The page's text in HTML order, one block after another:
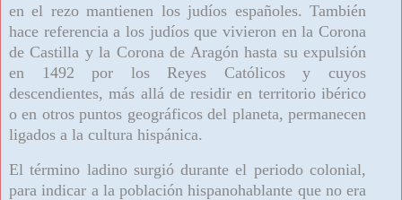
en el rezo mantienen los judíos españoles. También
hace referencia a los judíos que vivieron en la Corona
de Castilla y la Corona de Aragón hasta su expulsión
en 1492 por los Reyes Católicos y cuyos
descendientes, más allá de residir en territorio ibérico
o en otros puntos geográficos del planeta, permanecen
ligados a la cultura hispánica.
El término ladino surgió durante el periodo colonial,
para indicar a la población hispanohablante que no era